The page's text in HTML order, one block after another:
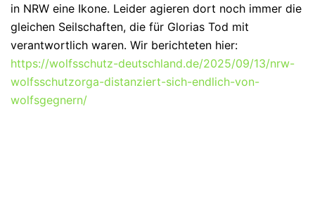
in NRW eine Ikone. Leider agieren dort noch immer die
gleichen Seilschaften, die für Glorias Tod mit
verantwortlich waren. Wir berichteten hier:
https://wolfsschutz-deutschland.de/2025/09/13/nrw-
wolfsschutzorga-distanziert-sich-endlich-von-
wolfsgegnern/